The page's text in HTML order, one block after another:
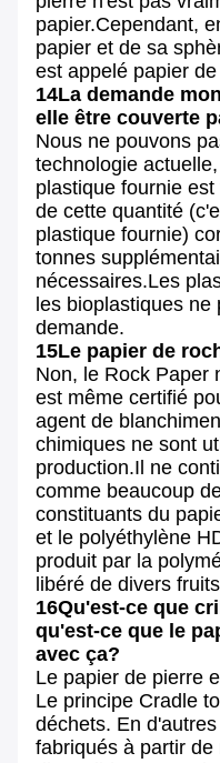
papier.Cependant,
papier et de sa
est appelé papier
14La demande
elle être couverte
Nous ne pouvons
technologie
plastique fournie
de cette quantité
plastique fournie)
tonnes
nécessaires.Les
les bioplastiques ne
demande.
15Le papier de
Non, le Rock Paper
est même certifié
agent de
chimiques ne sont
production.Il ne
comme beaucoup
constituants du
et le polyéthylène
produit par la
libéré de divers
16Qu'est-ce que
qu'est-ce que le
avec ça?
Le papier de pierre
Le principe Cradle
déchets. En
fabriqués à partir